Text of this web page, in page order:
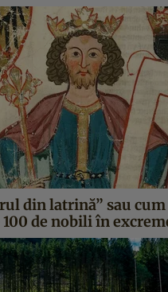
din latrină” sau
100 de nobili în